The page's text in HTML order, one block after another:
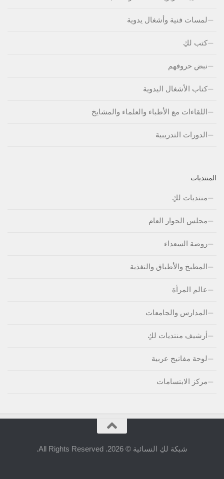
لمسات فنية وأشغال يدوية
كتب لكِ
نبض حروفهم
كتاب الأشغال اليدوية
اللقاءات مع الأطباء والعلماء والمشايخ
الدورات التدريبية
المنتديات
منتديات لكِ
مجلس الحوار العام
روضة السعداء
المطبخ والأطباق والتغذية
عالم المرأة
المدارس والجامعات
أرشيف منتديات لكِ
لوحة مفاتيج عربية
مركز الابتسامات
شبكة لكِ النسائية © 2026. All Rights Reserved.